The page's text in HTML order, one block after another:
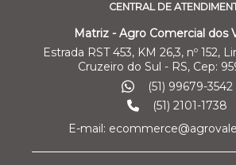
CENTRAL DE
Matriz - Agro Comercial dos
Estrada RST 453, KM 26,3, nº 152,
Cruzeiro do Sul - RS, Cep:
(51) 99679-3542
(51) 2101-1738
E-mail: